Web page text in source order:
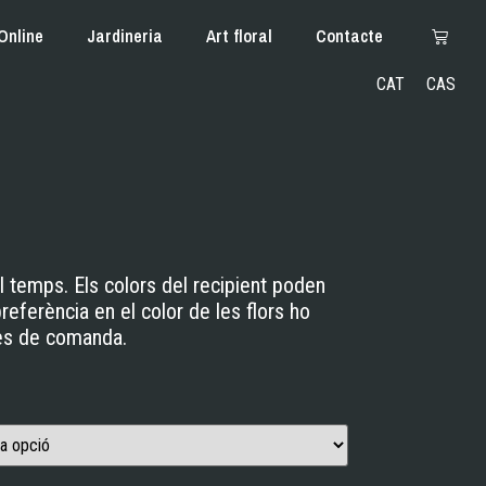
Jardineria Art floral Contacte
CAT CAS
temps. Els colors del recipient poden
en el color de les flors ho
de comanda.